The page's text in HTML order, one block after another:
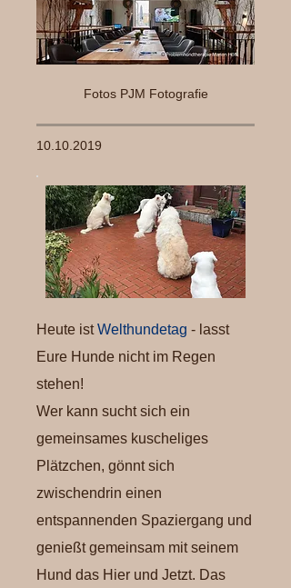
Fotos PJM Fotografie
10.10.2019
Heute istWelthundetag - lasst
Eure Hunde nicht im Regen
stehen!
Wer kann sucht sich ein
gemeinsames kuscheliges
Plätzchen, gönnt sich
zwischendrin einen
entspannenden Spaziergang und
genießt gemeinsam mit seinem
Hund das Hier und Jetzt. Das